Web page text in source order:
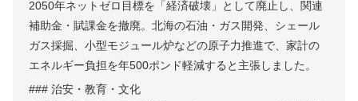
2050年ネットゼロ目標を「経済破壊」として廃止し、関連
補助金・賦課金を撤廃。北海の石油・ガス開発、シェール
ガス採掘、小型モジュール炉などの原子力推進で、家計の
エネルギー負担を年500ポンド軽減すると主張しました。
### 治安・教育・文化